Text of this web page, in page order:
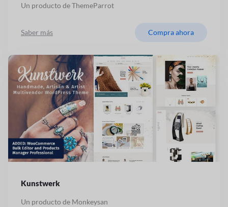
Un producto de ThemeParrot
Saber más Compra ahora
Kunstwerk
Un producto de Monkeysan